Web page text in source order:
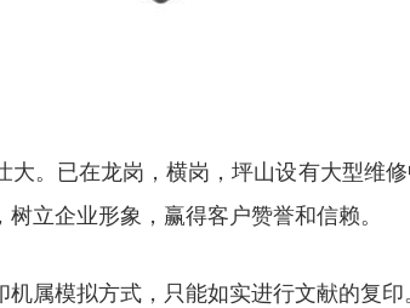
。已在龙岗，横岗，坪山设有大型维
立企业形象，赢得客户赞誉和信赖。
属模拟方式，只能如实进行文献的复印。